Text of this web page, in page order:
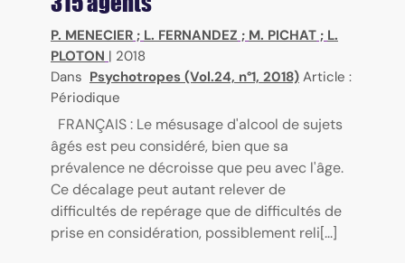
P. MENECIER ; L. FERNANDEZ ; M. PICHAT ; L.
PLOTON | 2018
Dans Psychotropes (Vol.24, n°1, 2018) Article :
Périodique
FRANÇAIS : Le mésusage d'alcool de sujets
âgés est peu considéré, bien que sa
prévalence ne décroisse que peu avec l'âge.
Ce décalage peut autant relever de
difficultés de repérage que de difficultés de
prise en considération, possiblement reli[...]